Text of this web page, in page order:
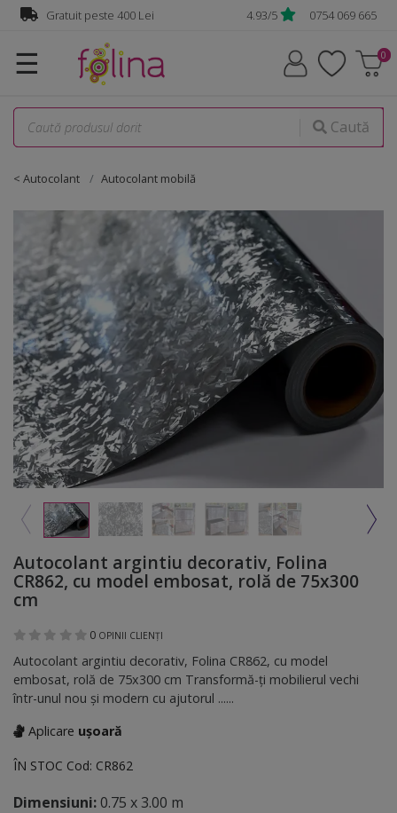
Gratuit peste 400 Lei 4.93/5 0754 069 665
☰
Caută
< Autocolant Autocolant mobilă
Autocolant argintiu decorativ, Folina
CR862, cu model embosat, rolă de 75x300
cm
0 OPINII CLIENȚI
Autocolant argintiu decorativ, Folina CR862, cu model
embosat, rolă de 75x300 cm Transformă-ți mobilierul vechi
într-unul nou și modern cu ajutorul ......
Aplicare ușoară
ÎN STOC Cod: CR862
Dimensiuni:0.75 x 3.00 m